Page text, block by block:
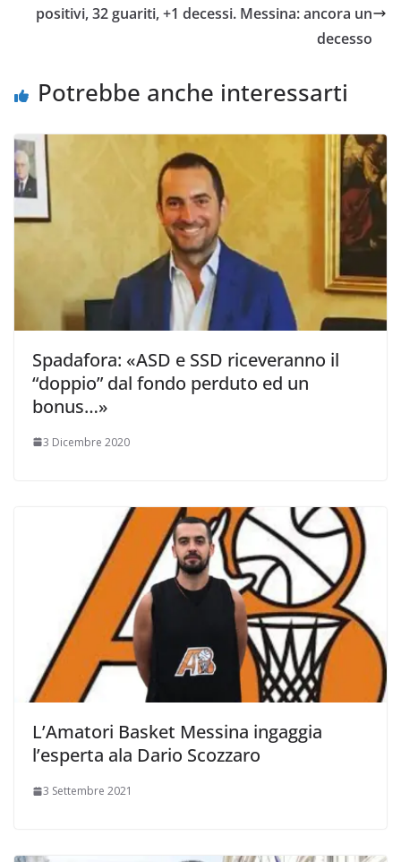
o
r
p
n
positivi, 32 guariti, +1 decessi. Messina: ancora un
decesso
Potrebbe anche interessarti
Spadafora: «ASD e SSD riceveranno il
“doppio” dal fondo perduto ed un
bonus…»
3 Dicembre 2020
L’Amatori Basket Messina ingaggia
l’esperta ala Dario Scozzaro
3 Settembre 2021